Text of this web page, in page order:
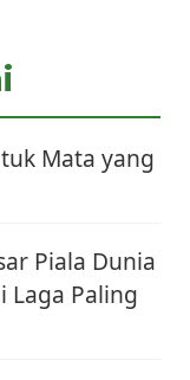
Mata yang
Piala Dunia
Laga Paling